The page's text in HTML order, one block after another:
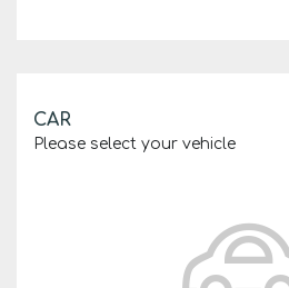
CAR
Please select your vehicle